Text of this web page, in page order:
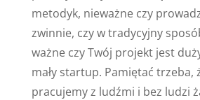
metodyk, nieważne czy
zwinnie, czy w tradycyjny
ważne czy Twój projekt jest
mały startup. Pamiętać trzeba,
pracujemy z ludźmi i bez ludzi